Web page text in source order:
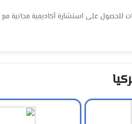
للحصول على استشارة أكاديمية مجانية